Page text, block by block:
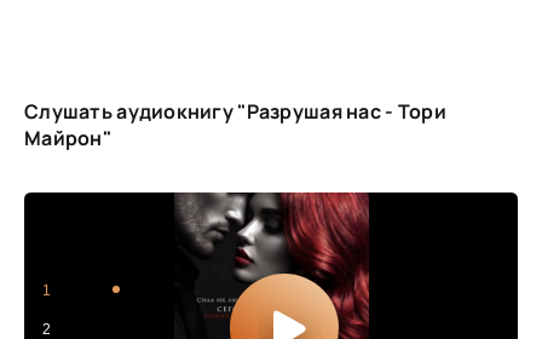
Слушать аудиокнигу "Разрушая нас - Тори
Майрон"
1
2